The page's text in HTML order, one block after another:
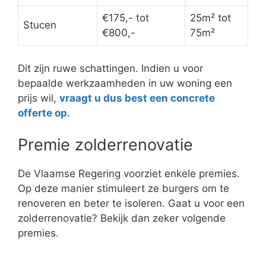
Stucen
€175,- tot
€800,-
25m² tot
75m²
Dit zijn ruwe schattingen. Indien u voor
bepaalde werkzaamheden in uw woning een
prijs wil, vraagt u dus best een concrete
offerte op.
Premie zolderrenovatie
De Vlaamse Regering voorziet enkele premies.
Op deze manier stimuleert ze burgers om te
renoveren en beter te isoleren. Gaat u voor een
zolderrenovatie? Bekijk dan zeker volgende
premies.